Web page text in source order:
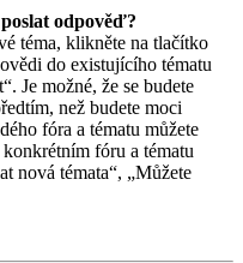
odpověď?
téma, klikněte na tlačítko
do existujícího tématu
Je možné, že se budete
než budete moci
fóra a tématu můžete
fóru a tématu
nová témata“, „Můžete